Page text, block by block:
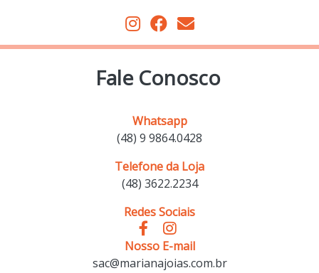
Fale Conosco
Whatsapp
(48) 9 9864.0428
Telefone da Loja
(48) 3622.2234
Redes Sociais
Nosso E-mail
sac@marianajoias.com.br